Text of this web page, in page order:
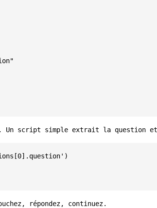
Un script simple extrait la question et
)
répondez, continuez.